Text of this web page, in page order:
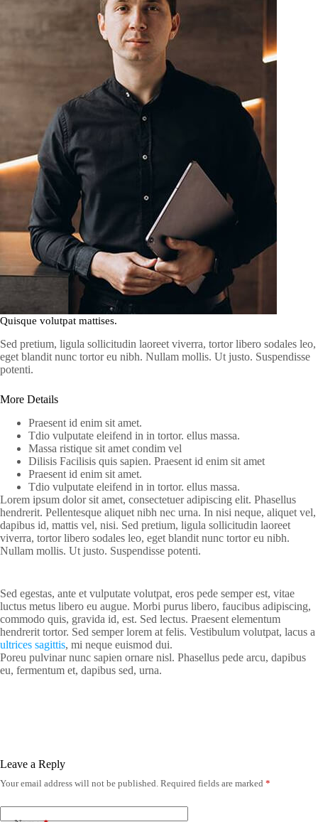
Quisque volutpat mattises.
Sed pretium, ligula sollicitudin laoreet viverra, tortor libero sodales leo,
eget blandit nunc tortor eu nibh. Nullam mollis. Ut justo. Suspendisse
potenti.
More Details
Praesent id enim sit amet.
Tdio vulputate eleifend in in tortor. ellus massa.
Massa ristique sit amet condim vel
Dilisis Facilisis quis sapien. Praesent id enim sit amet
Praesent id enim sit amet.
Tdio vulputate eleifend in in tortor. ellus massa.
Lorem ipsum dolor sit amet, consectetuer adipiscing elit. Phasellus
hendrerit. Pellentesque aliquet nibh nec urna. In nisi neque, aliquet vel,
dapibus id, mattis vel, nisi. Sed pretium, ligula sollicitudin laoreet
viverra, tortor libero sodales leo, eget blandit nunc tortor eu nibh.
Nullam mollis. Ut justo. Suspendisse potenti.
Sed egestas, ante et vulputate volutpat, eros pede semper est, vitae
luctus metus libero eu augue. Morbi purus libero, faucibus adipiscing,
commodo quis, gravida id, est. Sed lectus. Praesent elementum
hendrerit tortor. Sed semper lorem at felis. Vestibulum volutpat, lacus a
ultrices sagittis, mi neque euismod dui.
Poreu pulvinar nunc sapien ornare nisl. Phasellus pede arcu, dapibus
eu, fermentum et, dapibus sed, urna.
Leave a Reply
Your email address will not be published. Required fields are marked *